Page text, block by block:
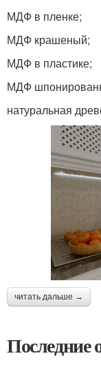
МДФ в пленке;
МДФ крашеный;
МДФ в пластике;
МДФ
натуральная
читать дальше →
Последние